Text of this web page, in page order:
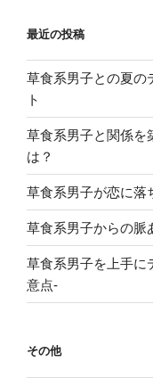
最近の投稿
草食系男子との夏の
ト
草食系男子と関係を
は？
草食系男子が恋に落
草食系男子からの脈
草食系男子を上手に
意点-
その他